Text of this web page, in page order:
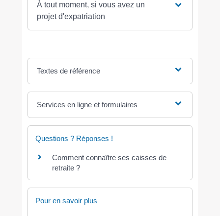
À tout moment, si vous avez un
projet d'expatriation
Textes de référence
Services en ligne et formulaires
Questions ? Réponses !
Comment connaître ses caisses de
retraite ?
Pour en savoir plus